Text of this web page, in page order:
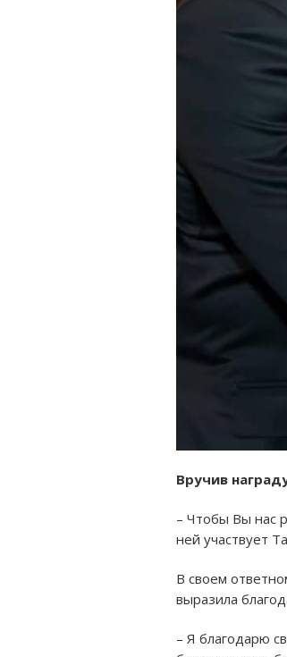
Вручив
– Чтобы Вы нас
ней участвует
В своем
выразила
– Я благодарю